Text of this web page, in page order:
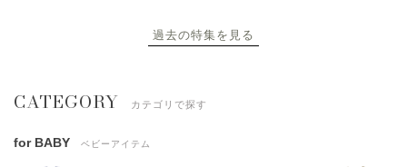
過去の特集を見る
CATEGORY カテゴリで探す
for BABY ベビーアイテム